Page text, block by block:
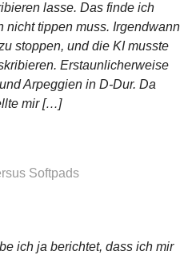
lasse. Das finde ich
nicht tippen muss. Irgendwann
stoppen, und die KI musste
Erstaunlicherweise
Arpeggien in D-Dur. Da
mir […]
Softpads
ich ja berichtet, dass ich mir